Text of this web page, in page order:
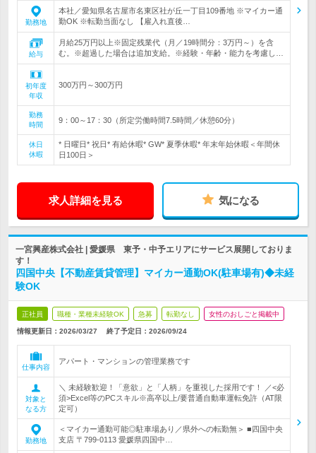
勤務地
本社／愛知県名古屋市名東区社が丘一丁目109番地 ※マイカー通
勤OK ※転勤当面なし 【雇入れ直後…
給与
月給25万円以上※固定残業代（月／19時間分：3万円～）を含
む。※超過した場合は追加支給。※経験・年齢・能力を考慮し…
初年度
年収
300万円～300万円
勤務
時間
9：00～17：30（所定労働時間7.5時間／休憩60分）
休日
休暇
* 日曜日* 祝日* 有給休暇* GW* 夏季休暇* 年末年始休暇＜年間休
日100日＞
求人詳細を見る 気になる
一宮興産株式会社 | 愛媛県 東予・中予エリアにサービス展開しておりま
す！
四国中央【不動産賃貸管理】マイカー通勤OK(駐車場有)◆未経
験OK
正社員 職種・業種未経験OK 急募 転勤なし 女性のおしごと掲載中
情報更新日：2026/03/27 終了予定日： 2026/09/24
仕事内容
アパート・マンションの管理業務です
対象と
なる方
＼ 未経験歓迎！「意欲」と「人柄」を重視した採用です！ ／<必
須>Excel等のPCスキル※高卒以上/要普通自動車運転免許（AT限
定可）
勤務地
＜マイカー通勤可能◎駐車場あり／県外への転勤無＞ ■四国中央
支店 〒799-0113 愛媛県四国中…